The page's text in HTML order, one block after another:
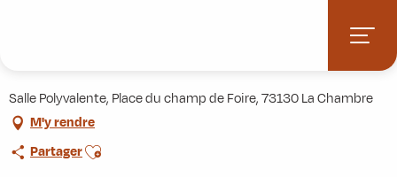
Salle Polyvalente, Place du champ de Foire, 73130 La Chambre
M'y rendre
PartagerAjouter aux favoris